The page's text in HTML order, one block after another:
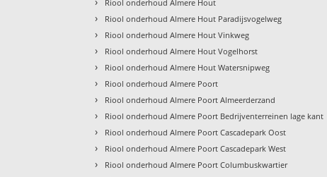
Riool onderhoud Almere Hout
› Riool onderhoud Almere Hout Paradijsvogelweg
› Riool onderhoud Almere Hout Vinkweg
› Riool onderhoud Almere Hout Vogelhorst
› Riool onderhoud Almere Hout Watersnipweg
› Riool onderhoud Almere Poort
› Riool onderhoud Almere Poort Almeerderzand
› Riool onderhoud Almere Poort Bedrijventerreinen lage kant
› Riool onderhoud Almere Poort Cascadepark Oost
› Riool onderhoud Almere Poort Cascadepark West
› Riool onderhoud Almere Poort Columbuskwartier